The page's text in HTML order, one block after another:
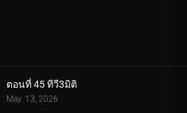
ตอนที่ 45 ทีวี3มิติ
May. 13, 2026